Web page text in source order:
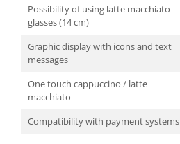
Possibility of using latte macchiato
glasses (14 cm)
Graphic display with icons and text
messages
One touch cappuccino / latte
macchiato
Compatibility with payment systems